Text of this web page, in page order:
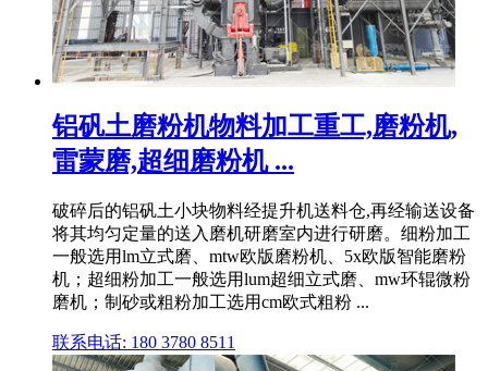
铝矾土磨粉机物料加工重工,磨粉机,
雷蒙磨,超细磨粉机 ...
破碎后的铝矾土小块物料经提升机送料仓,再经输送设备
将其均匀定量的送入磨机研磨室内进行研磨。细粉加工
一般选用lm立式磨、mtw欧版磨粉机、5x欧版智能磨粉
机；超细粉加工一般选用lum超细立式磨、mw环辊微粉
磨机；制砂或粗粉加工选用cm欧式粗粉 ...
联系电话: 180 3780 8511